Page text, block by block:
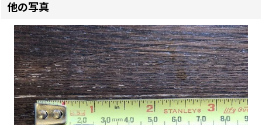
他の写真